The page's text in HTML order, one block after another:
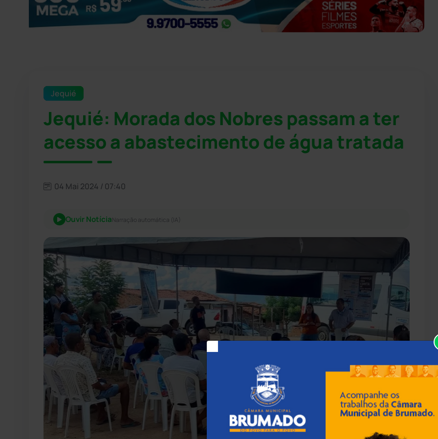
Jequié
Jequié: Morada dos Nobres passam a ter
acesso a abastecimento de água tratada
04 Mai 2024 / 07:40
Ouvir NotíciaNarração automática (IA)